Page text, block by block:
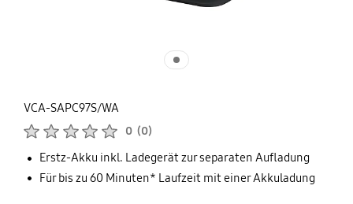
VCA-SAPC97S/WA
0 (0)
Erstz-Akku inkl. Ladegerät zur separaten Aufladung
Für bis zu 60 Minuten* Laufzeit mit einer Akkuladung